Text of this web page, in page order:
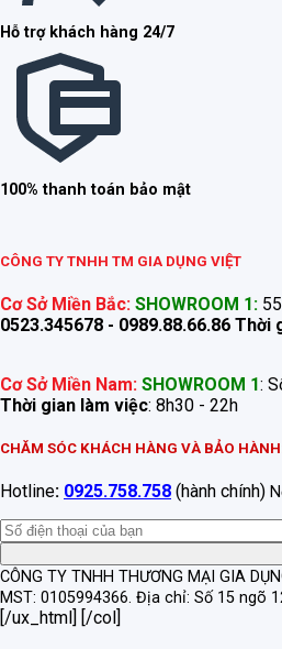
Hỗ trợ khách hàng 24/7
100% thanh toán bảo mật
CÔNG TY TNHH TM GIA DỤNG VIỆT
Cơ Sở Miền Bắc: SHOWROOM 1:
0523.345678 - 0989.88.66.86 Thời
Cơ Sở Miền Nam: SHOWROOM 1:
Thời gian làm việc: 8h30 - 22h
CHĂM SÓC KHÁCH HÀNG VÀ BẢO
Hotline: 0925.758.758 (hành chính)
CÔNG TY TNHH THƯƠNG MẠI GIA
MST: 0105994366. Địa chỉ: Số 15 ngõ
[/ux_html] [/col]